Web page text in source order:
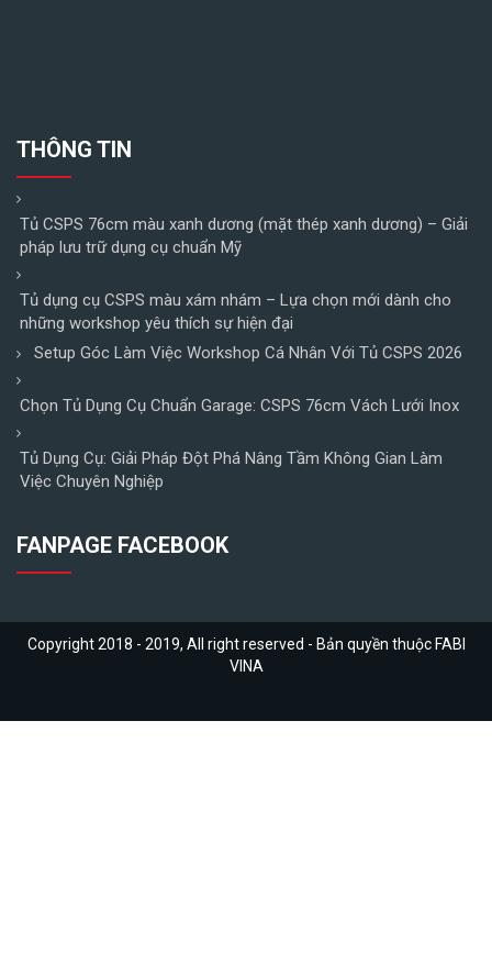
THÔNG TIN
Tủ CSPS 76cm màu xanh dương (mặt thép xanh dương) – Giải
pháp lưu trữ dụng cụ chuẩn Mỹ
Tủ dụng cụ CSPS màu xám nhám – Lựa chọn mới dành cho
những workshop yêu thích sự hiện đại
Setup Góc Làm Việc Workshop Cá Nhân Với Tủ CSPS 2026
Chọn Tủ Dụng Cụ Chuẩn Garage: CSPS 76cm Vách Lưới Inox
Tủ Dụng Cụ: Giải Pháp Đột Phá Nâng Tầm Không Gian Làm
Việc Chuyên Nghiệp
FANPAGE FACEBOOK
Copyright 2018 - 2019, All right reserved - Bản quyền thuộc FABI
VINA